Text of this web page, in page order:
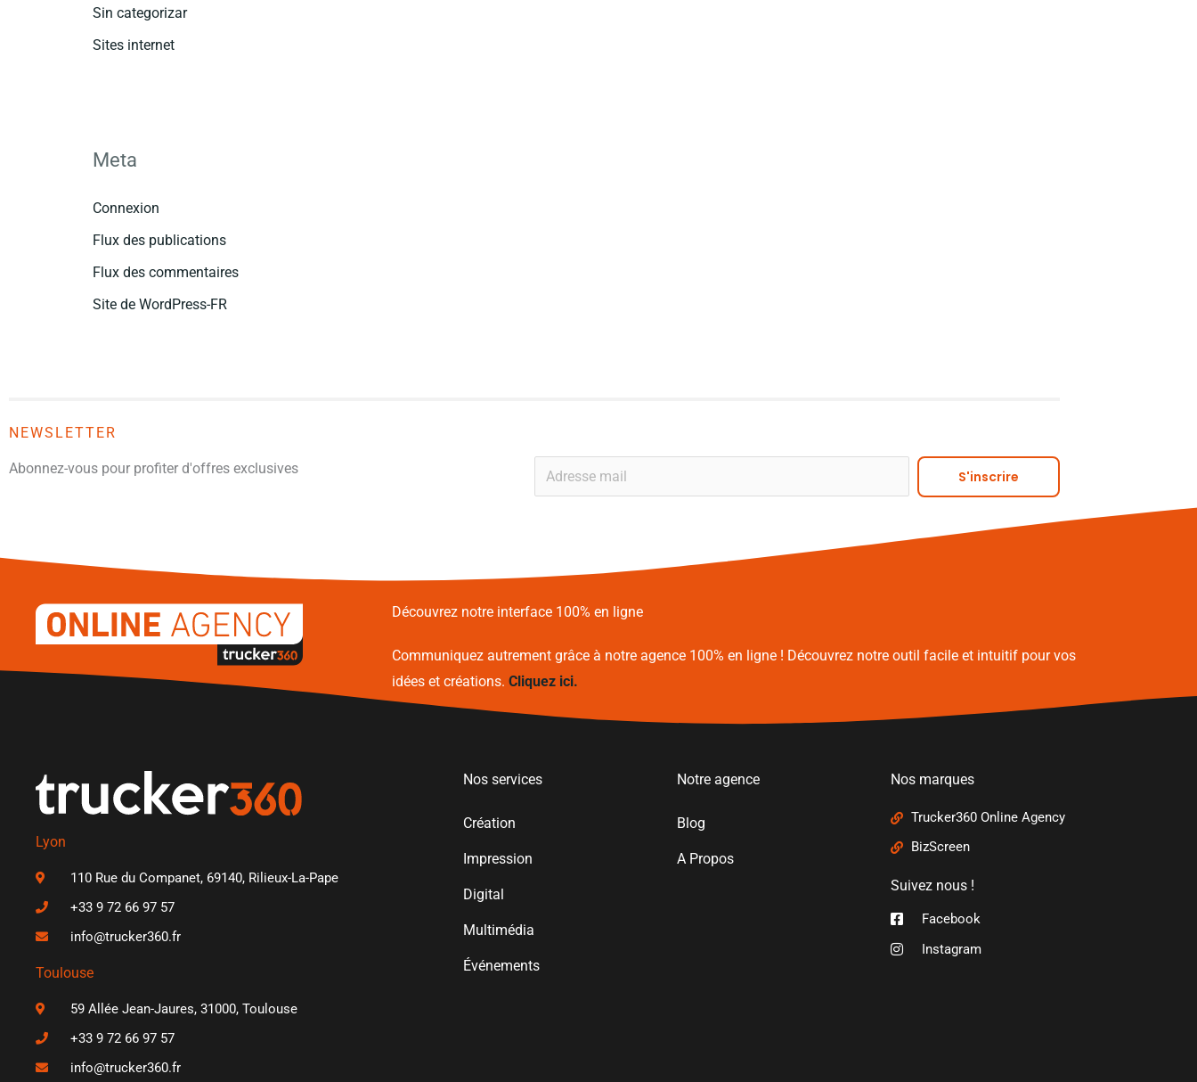
Sin categorizar
Sites internet
Meta
Connexion
Flux des publications
Flux des commentaires
Site de WordPress-FR
NEWSLETTER
Abonnez-vous pour profiter d'offres exclusives
m
S'inscrire
Alternative:
Découvrez notre interface 100% en ligne
Communiquez autrement grâce à notre agence 100% en ligne ! Découvrez notre outil facile et intuitif pour vos
idées et créations. Cliquez ici.
Lyon
110 Rue du Companet, 69140, Rilieux-La-Pape
+33 9 72 66 97 57
info@trucker360.fr
Toulouse
59 Allée Jean-Jaures, 31000, Toulouse
+33 9 72 66 97 57
info@trucker360.fr
Nos services
Création
Impression
Digital
Multimédia
Événements
Notre agence
Blog
A Propos
Nos marques
Trucker360 Online Agency
BizScreen
Suivez nous !
Facebook
Instagram